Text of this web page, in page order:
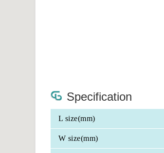
Specification
L size(mm)
W size(mm)